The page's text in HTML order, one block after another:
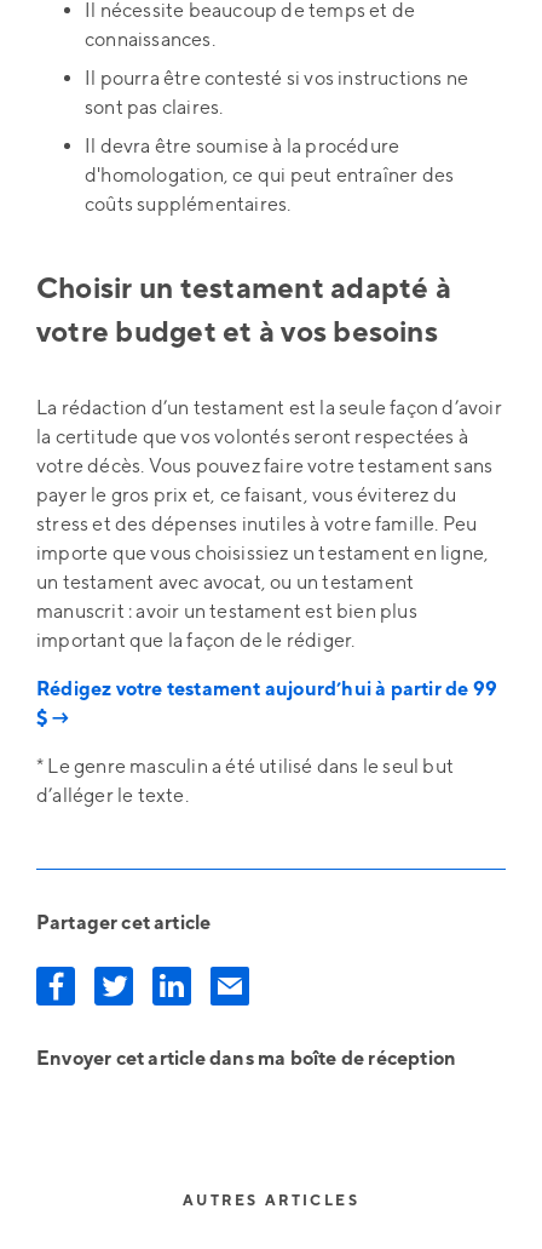
Il nécessite beaucoup de temps et de
connaissances.
Il pourra être contesté si vos instructions ne
sont pas claires.
Il devra être soumise à la procédure
d'homologation, ce qui peut entraîner des
coûts supplémentaires.
Choisir un testament adapté à
votre budget et à vos besoins
La rédaction d’un testament est la seule façon d’avoir
la certitude que vos volontés seront respectées à
votre décès. Vous pouvez faire votre testament sans
payer le gros prix et, ce faisant, vous éviterez du
stress et des dépenses inutiles à votre famille. Peu
importe que vous choisissiez un testament en ligne,
un testament avec avocat, ou un testament
manuscrit : avoir un testament est bien plus
important que la façon de le rédiger.
Rédigez votre testament aujourd’hui à partir de 99
$ →
* Le genre masculin a été utilisé dans le seul but
d’alléger le texte.
Partager cet article
Envoyer cet article dans ma boîte de réception
AUTRES ARTICLES